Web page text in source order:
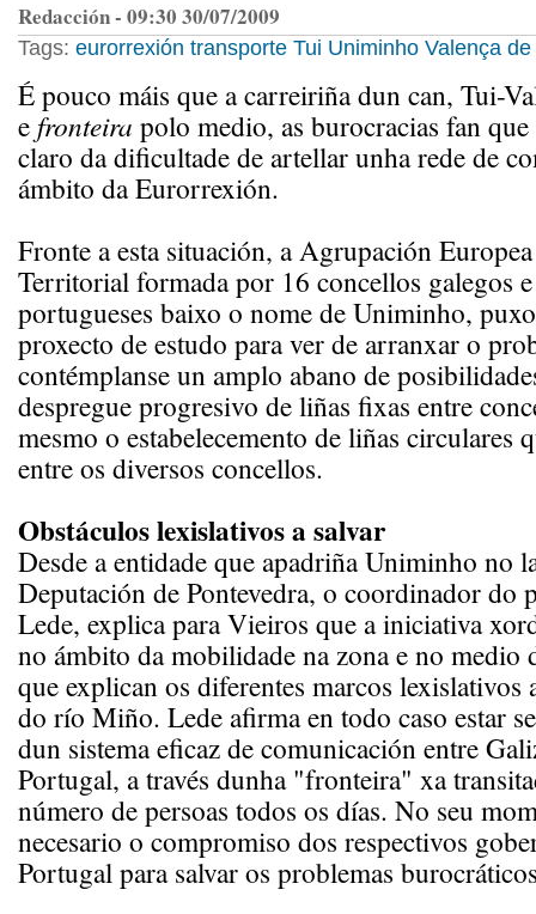
Redacción - 09:30 30/07/2009
Tags: eurorrexión transporte Tui Uniminho Valença
É pouco máis que a carreiriña dun can, Tui-
e fronteira polo medio, as burocracias fan que
claro da dificultade de artellar unha rede de
ámbito da Eurorrexión.
Fronte a esta situación, a Agrupación
Territorial formada por 16 concellos galegos
portugueses baixo o nome de Uniminho,
proxecto de estudo para ver de arranxar o
contémplanse un amplo abano de
despregue progresivo de liñas fixas entre
mesmo o estabelecemento de liñas circulares
entre os diversos concellos.
Obstáculos lexislativos a salvar
Desde a entidade que apadriña Uniminho no
Deputación de Pontevedra, o coordinador do
Lede, explica para Vieiros que a iniciativa
no ámbito da mobilidade na zona e no medio
que explican os diferentes marcos lexislativos
do río Miño. Lede afirma en todo caso estar
dun sistema eficaz de comunicación entre
Portugal, a través dunha "fronteira" xa
número de persoas todos os días. No seu
necesario o compromiso dos respectivos
Portugal para salvar os problemas